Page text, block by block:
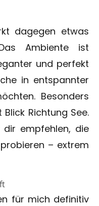
dagegen etwas
Ambiente ist
und perfekt
in entspannter
Besonders
Richtung See.
dir empfehlen, die
– extrem
für mich definitiv